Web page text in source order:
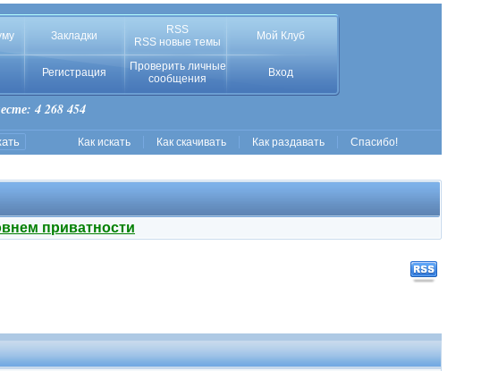
Закладки
RSS
RSS новые темы
Мой Клуб
Регистрация
Проверить личные
сообщения
Вход
4 268 454
Как искать Как скачивать Как раздавать Спасибо!
приватности